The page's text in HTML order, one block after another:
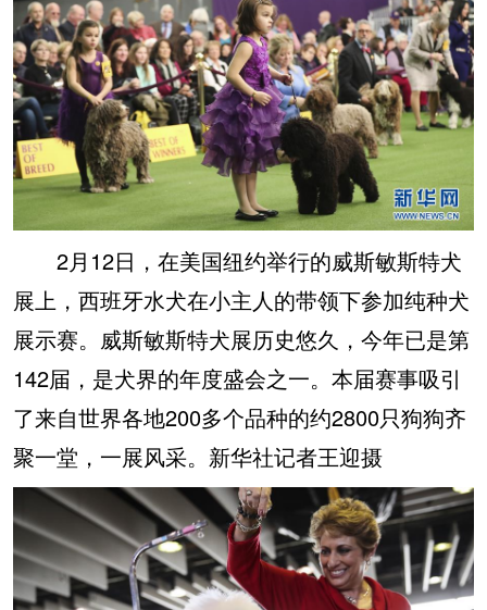
2月12日，在美国纽约举行的威斯敏斯特犬
展上，西班牙水犬在小主人的带领下参加纯种犬
展示赛。威斯敏斯特犬展历史悠久，今年已是第
142届，是犬界的年度盛会之一。本届赛事吸引
了来自世界各地200多个品种的约2800只狗狗齐
聚一堂，一展风采。新华社记者王迎摄